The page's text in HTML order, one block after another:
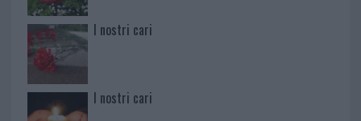
I nostri cari
I nostri cari